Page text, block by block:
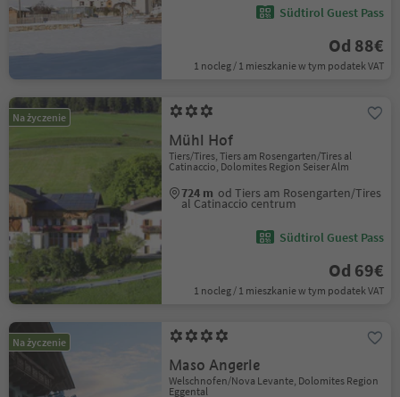
Südtirol Guest Pass
Od 88€
1 nocleg / 1 mieszkanie w tym podatek VAT
Na życzenie
Mühl Hof
Tiers/Tires, Tiers am Rosengarten/Tires al
Catinaccio, Dolomites Region Seiser Alm
724 m od Tiers am Rosengarten/Tires
al Catinaccio centrum
Südtirol Guest Pass
Od 69€
1 nocleg / 1 mieszkanie w tym podatek VAT
Na życzenie
Maso Angerle
Welschnofen/Nova Levante, Dolomites Region
Eggental